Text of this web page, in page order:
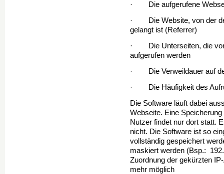
· Die aufgerufene
· Die Website, von der
gelangt ist (Referrer)
· Die Unterseiten, die von
aufgerufen werden
· Die Verweildauer auf
· Die Häufigkeit des
Die Software läuft dabei
Webseite. Eine
Nutzer findet nur dort statt.
nicht. Die Software ist so
vollständig gespeichert
maskiert werden (Bsp.:
Zuordnung der gekürzten
mehr möglich